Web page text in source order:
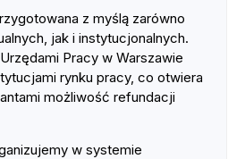
z myślą zarówno
jak i instytucjonalnych.
Pracy w Warszawie
rynku pracy, co otwiera
możliwość refundacji
w systemie